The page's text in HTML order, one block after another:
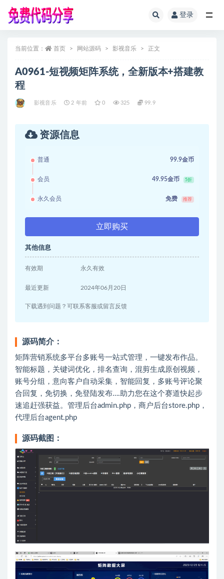
登录
当前位置： 首页 网站源码 影视音乐 正文
A0961-短视频矩阵系统，全新版本+搭建教
程
影视音乐 2 年前 0 325 99.9
资源信息
普通 99.9金币
会员 49.95金币 5折
永久会员 免费 推荐
立即购买
其他信息
有效期 永久有效
最近更新 2024年06月20日
下载遇到问题？可联系客服或留言反馈
源码简介：
矩阵营销系统多平台多账号一站式管理，一键发布作品。
智能标题，关键词优化，排名查询，混剪生成原创视频，
账号分组，意向客户自动采集，智能回复，多账号评论聚
合回复，免切换，免登陆发布….助力您在这个赛道快起步
速追赶强获益。管理后台admin.php，商户后台store.php，
代理后台agent.php
源码截图：